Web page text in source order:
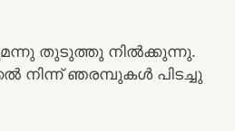
തുടുത്തു നിൽക്കുന്നു.
നിന്ന് ഞരമ്പുകൾ പിടച്ചു